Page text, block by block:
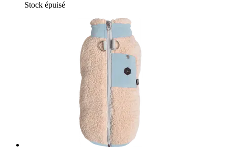
Stock épuisé